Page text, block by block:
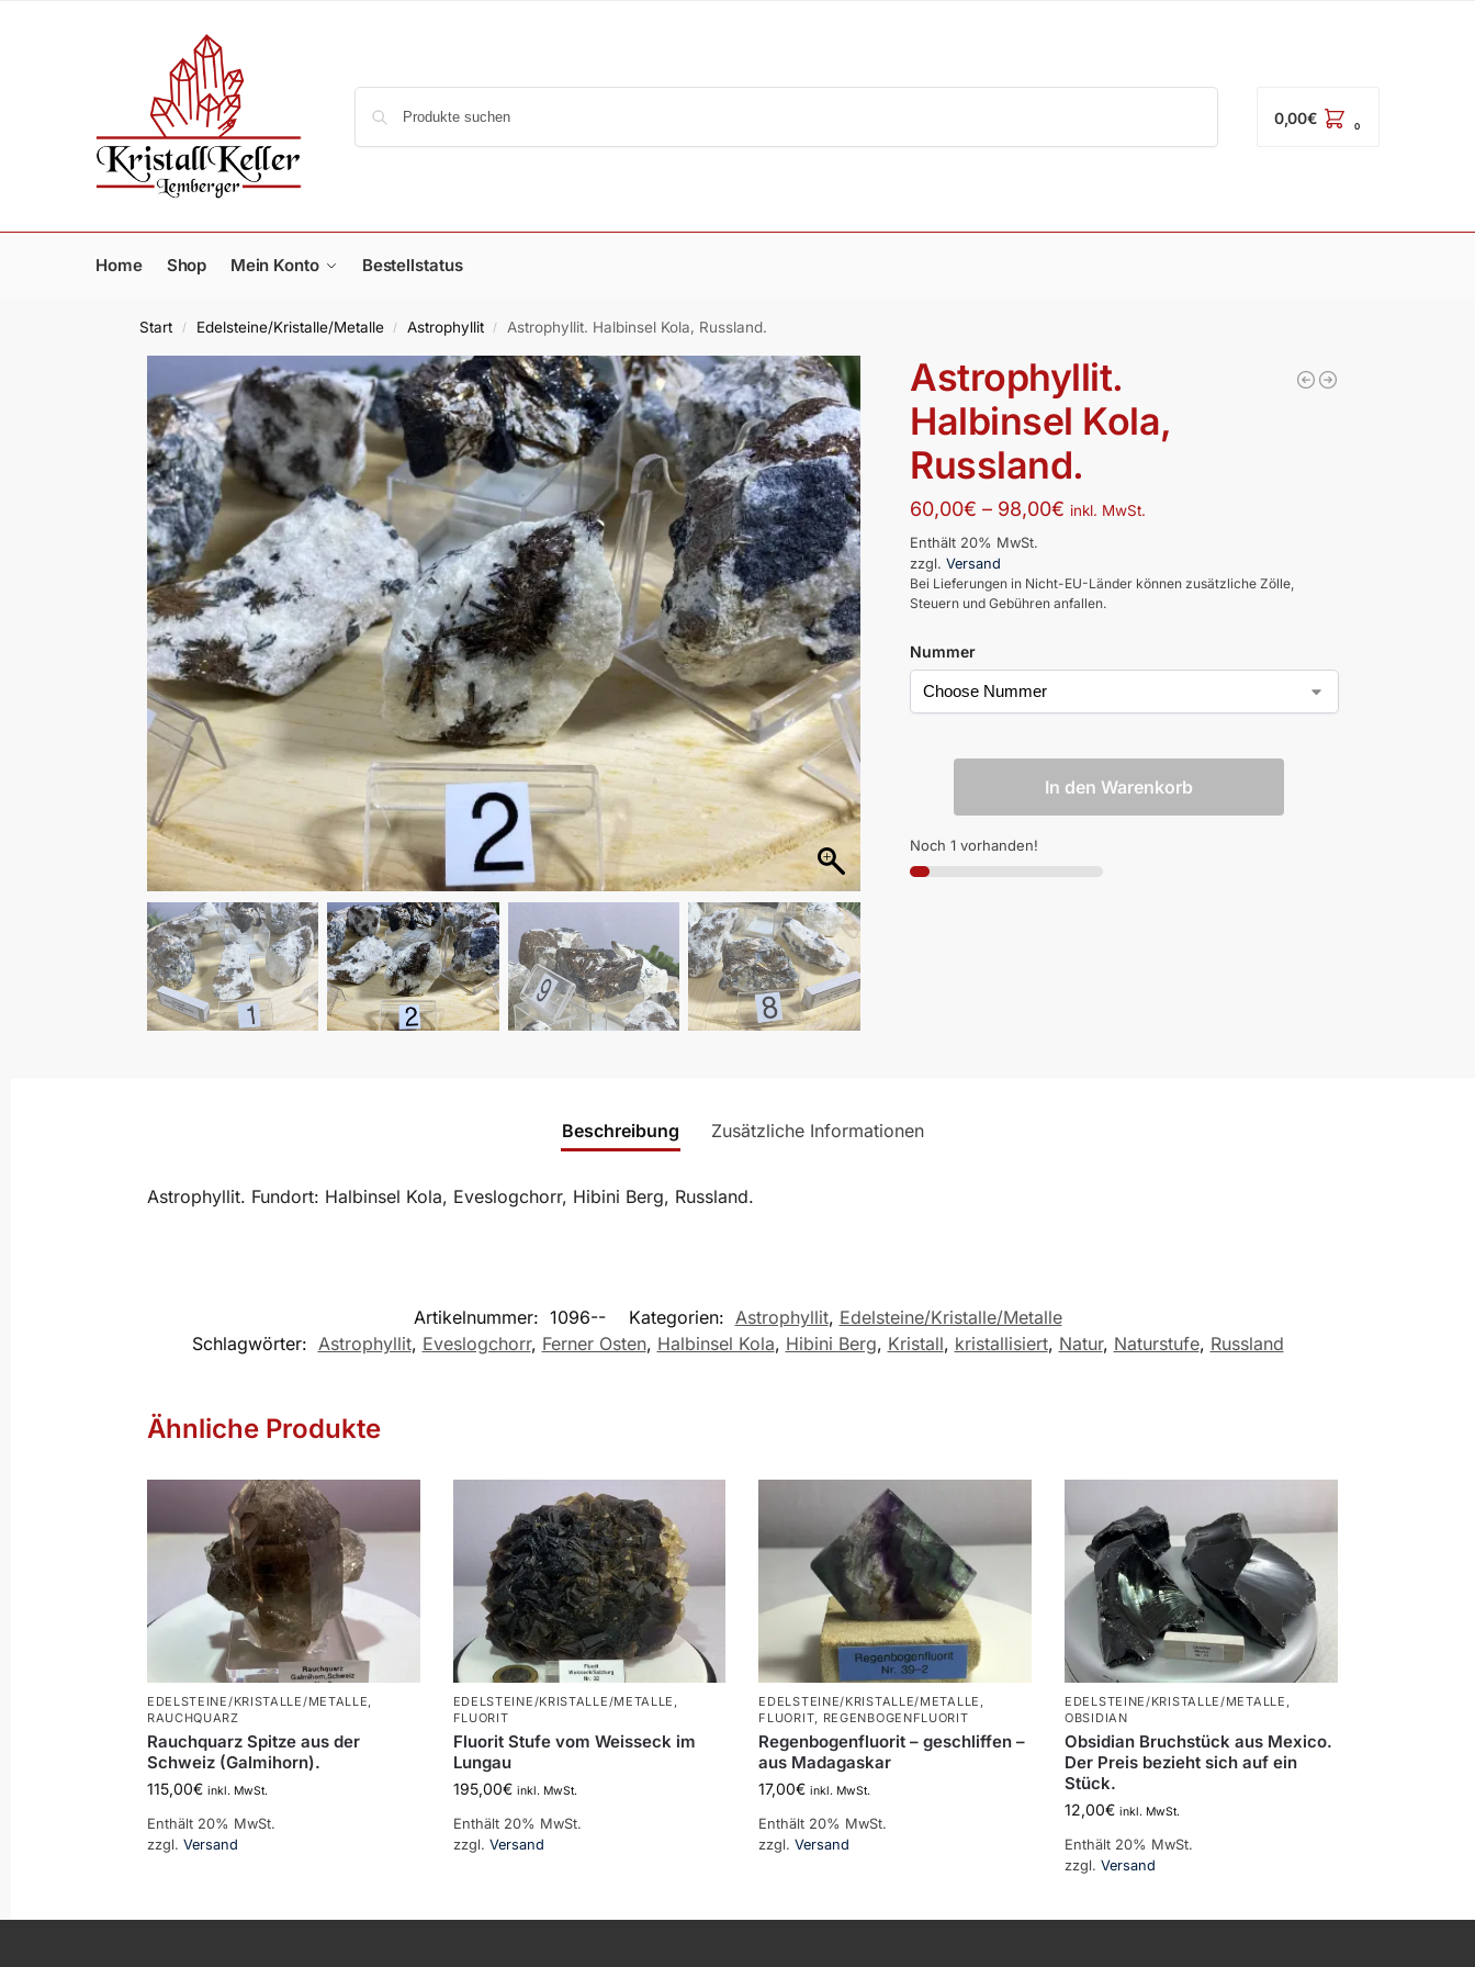
0,00€ 0
Home Shop Mein Konto Bestellstatus
Start / Edelsteine/Kristalle/Metalle / Astrophyllit / Astrophyllit. Halbinsel Kola, Russland.
Astrophyllit.
Halbinsel Kola,
Russland.
60,00€ – 98,00€ inkl. MwSt.
Enthält 20% MwSt.
zzgl.Versand
Bei Lieferungen in Nicht-EU-Länder können zusätzliche Zölle,
Steuern und Gebühren anfallen.
Nummer
In den Warenkorb
Noch 1 vorhanden!
Beschreibung Zusätzliche Informationen
Astrophyllit. Fundort: Halbinsel Kola, Eveslogchorr, Hibini Berg, Russland.
Artikelnummer: 1096-- Kategorien: Astrophyllit, Edelsteine/Kristalle/Metalle
Schlagwörter: Astrophyllit, Eveslogchorr, Ferner Osten, Halbinsel Kola, Hibini Berg, Kristall, kristallisiert, Natur, Naturstufe, Russland
Ähnliche Produkte
EDELSTEINE/KRISTALLE/METALLE,
RAUCHQUARZ
Rauchquarz Spitze aus der
Schweiz (Galmihorn).
115,00€ inkl. MwSt.
Enthält 20% MwSt.
zzgl. Versand
EDELSTEINE/KRISTALLE/METALLE ,
FLUORIT
Fluorit Stufe vom Weisseck im
Lungau
195,00€ inkl. MwSt.
Enthält 20% MwSt.
zzgl. Versand
EDELSTEINE/KRISTALLE/METALLE ,
FLUORIT, REGENBOGENFLUORIT
Regenbogenfluorit – geschliffen –
aus Madagaskar
17,00€ inkl. MwSt.
Enthält 20% MwSt.
zzgl.Versand
EDELSTEINE/KRISTALLE/METALLE ,
OBSIDIAN
Obsidian Bruchstück aus Mexico.
Der Preis bezieht sich auf ein
Stück.
12,00€ inkl. MwSt.
Enthält 20% MwSt.
zzgl.Versand